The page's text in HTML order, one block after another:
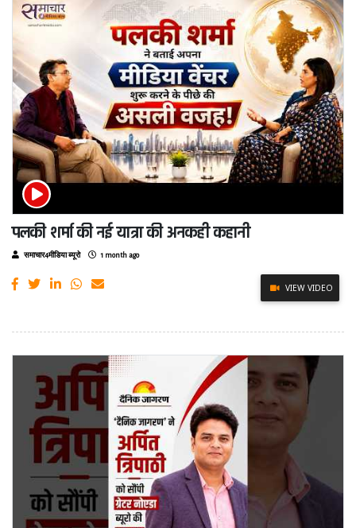
पलकी शर्मा की नई यात्रा की अनकही कहानी
समाचार4मीडिया ब्यूरो 1 month ago
VIEW VIDEO